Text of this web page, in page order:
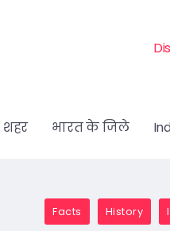
भारत के जिले
Facts History